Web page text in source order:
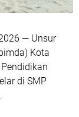
— Unsur
Kota
di SMP